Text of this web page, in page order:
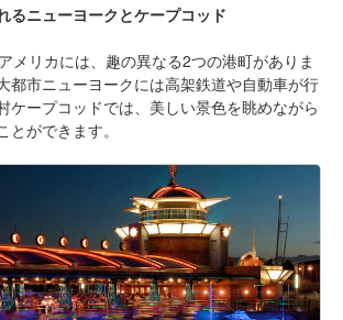
るニューヨークとケープコッド
メリカには、趣の異なる2つの港町がありま
都市ニューヨークには高架鉄道や自動車が行
ケープコッドでは、美しい景色を眺めながら
ができます。